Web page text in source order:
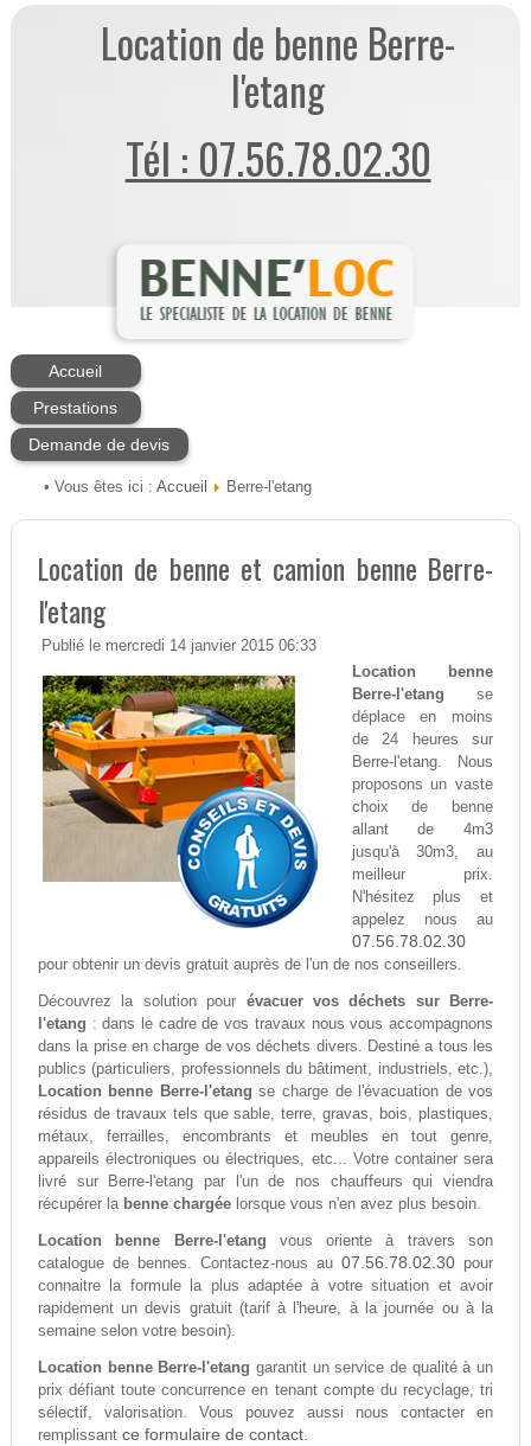
Location de benne Berre-
l'etang
Tél : 07.56.78.02.30
Accueil
Prestations
Demande de devis
• Vous êtes ici : Accueil Berre-l'etang
Location de benne et camion benne Berre-
l'etang
Publié le mercredi 14 janvier 2015 06:33
Location benne
Berre-l'etang se
déplace en moins
de 24 heures sur
Berre-l'etang. Nous
proposons un vaste
choix de benne
allant de 4m3
jusqu'à 30m3, au
meilleur prix.
N'hésitez plus et
appelez nous au
07.56.78.02.30
pour obtenir un devis gratuit auprès de l'un de nos conseillers.
Découvrez la solution pour évacuer vos déchets sur Berre-
l'etang : dans le cadre de vos travaux nous vous accompagnons
dans la prise en charge de vos déchets divers. Destiné a tous les
publics (particuliers, professionnels du bâtiment, industriels, etc.),
Location benne Berre-l'etang se charge de l'évacuation de vos
résidus de travaux tels que sable, terre, gravas, bois, plastiques,
métaux, ferrailles, encombrants et meubles en tout genre,
appareils électroniques ou électriques, etc... Votre container sera
livré sur Berre-l'etang par l'un de nos chauffeurs qui viendra
récupérer la benne chargéelorsque vous n'en avez plus besoin.
Location benne Berre-l'etang vous oriente à travers son
catalogue de bennes. Contactez-nous au07.56.78.02.30 pour
connaitre la formule la plus adaptée à votre situation et avoir
rapidement un devis gratuit (tarif à l'heure, à la journée ou à la
semaine selon votre besoin).
Location benne Berre-l'etang garantit un service de qualité à un
prix défiant toute concurrence en tenant compte du recyclage, tri
sélectif, valorisation. Vous pouvez aussi nous contacter en
remplissant ce formulaire de contact.